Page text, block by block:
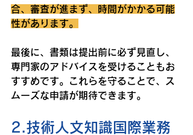
合、審査が進まず、時間がかかる可能
性があります。
最後に、書類は提出前に必ず見直し、
専門家のアドバイスを受けることもお
すすめです。これらを守ることで、ス
ムーズな申請が期待できます。
2.技術人文知識国際業務